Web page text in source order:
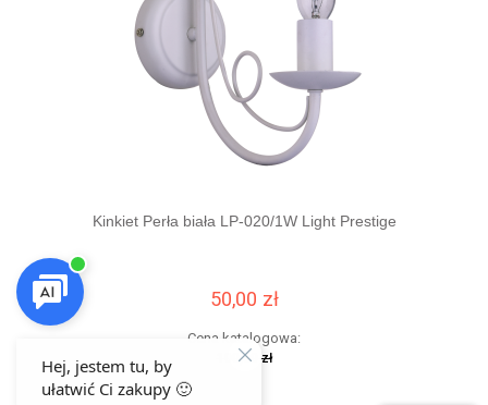
Kinkiet Perła biała LP-020/1W Light Prestige
50,00 zł
Cena katalogowa:
100,00 zł